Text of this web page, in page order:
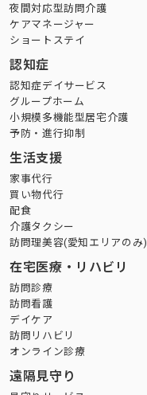
夜間対応型訪問介護
ケアマネージャー
ショートステイ
認知症
認知症デイサービス
グループホーム
小規模多機能型居宅介護
予防・進行抑制
生活支援
家事代行
買い物代行
配食
介護タクシー
訪問理美容(愛知エリアのみ)
在宅医療・リハビリ
訪問診療
訪問看護
デイケア
訪問リハビリ
オンライン診療
遠隔見守り